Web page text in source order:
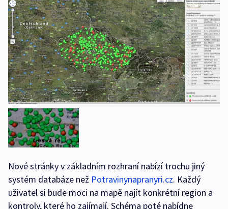
Nové stránky v základním rozhraní nabízí trochu jiný
systém databáze než Potravinynapranyri.cz. Každý
uživatel si bude moci na mapě najít konkrétní region a
kontroly, které ho zajímají. Schéma poté nabídne